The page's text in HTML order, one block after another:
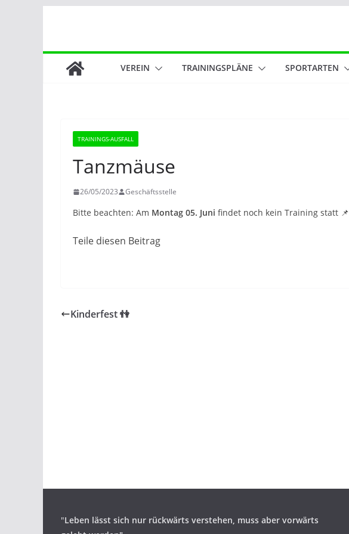
VEREIN TRAININGSPLÄNE SPORTARTEN
TRAININGS-AUSFALL
Tanzmäuse
26/05/2023 Geschäftsstelle
Bitte beachten: Am Montag 05. Juni findet noch kein Training statt 📌
Teile diesen Beitrag
Kinderfest 👫
"Leben lässt sich nur rückwärts verstehen, muss aber vorwärts